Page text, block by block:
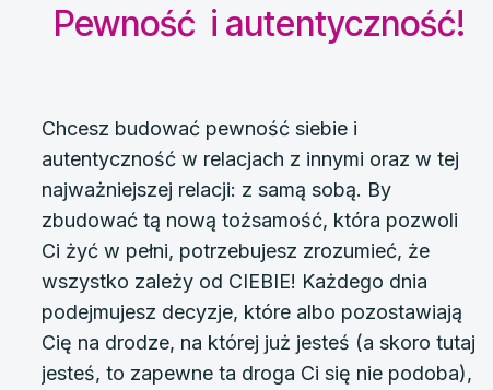
Pewność i autentyczność!
Chcesz budować pewność siebie i
autentyczność w relacjach z innymi oraz w tej
najważniejszej relacji: z samą sobą. By
zbudować tą nową tożsamość, która pozwoli
Ci żyć w pełni, potrzebujesz zrozumieć, że
wszystko zależy od CIEBIE! Każdego dnia
podejmujesz decyzje, które albo pozostawiają
Cię na drodze, na której już jesteś (a skoro tutaj
jesteś, to zapewne ta droga Ci się nie podoba),